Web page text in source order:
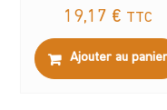
19,17 € TTC
Ajouter au panier